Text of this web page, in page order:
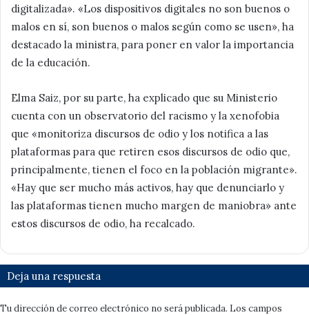
digitalizada». «Los dispositivos digitales no son buenos o
malos en sí, son buenos o malos según como se usen», ha
destacado la ministra, para poner en valor la importancia
de la educación.
Elma Saiz, por su parte, ha explicado que su Ministerio
cuenta con un observatorio del racismo y la xenofobia
que «monitoriza discursos de odio y los notifica a las
plataformas para que retiren esos discursos de odio que,
principalmente, tienen el foco en la población migrante».
«Hay que ser mucho más activos, hay que denunciarlo y
las plataformas tienen mucho margen de maniobra» ante
estos discursos de odio, ha recalcado.
Deja una respuesta
Tu dirección de correo electrónico no será publicada. Los campos